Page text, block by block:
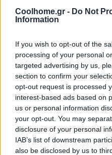
Coolhome.gr - Do Not
Information
If you wish to opt-out of the
processing of your personal
targeted advertising by us,
section to confirm your
opt-out request is processed
interest-based ads based on
us or personal information
your opt-out. You may
disclosure of your personal
IAB’s list of downstream
also be disclosed by us to